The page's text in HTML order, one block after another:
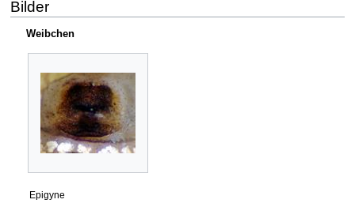
Bilder
Weibchen
Epigyne